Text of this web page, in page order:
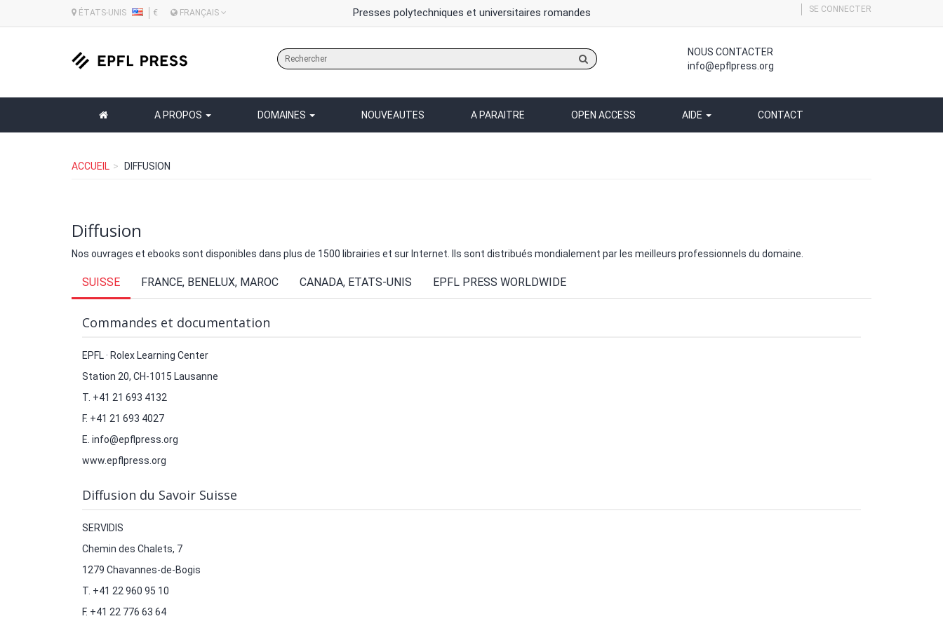
ÉTATS-UNIS € FRANÇAIS Presses polytechniques et universitaires romandes SE CONNECTER
sur
site
NOUS CONTACTER
info@epflpress.org
A PROPOS DOMAINES NOUVEAUTES A PARAITRE OPEN ACCESS AIDE CONTACT
ACCUEIL DIFFUSION
Diffusion
Nos ouvrages et ebooks sont disponibles dans plus de 1500 librairies et sur Internet. Ils sont distribués mondialement par les meilleurs professionnels du domaine.
SUISSE FRANCE, BENELUX, MAROC CANADA, ETATS-UNIS EPFL PRESS WORLDWIDE
Commandes et documentation
EPFL · Rolex Learning Center
Station 20, CH-1015 Lausanne
T. +41 21 693 4132
F. +41 21 693 4027
E. info@epflpress.org
www.epflpress.org
Diffusion du Savoir Suisse
SERVIDIS
Chemin des Chalets, 7
1279 Chavannes-de-Bogis
T. +41 22 960 95 10
F. +41 22 776 63 64